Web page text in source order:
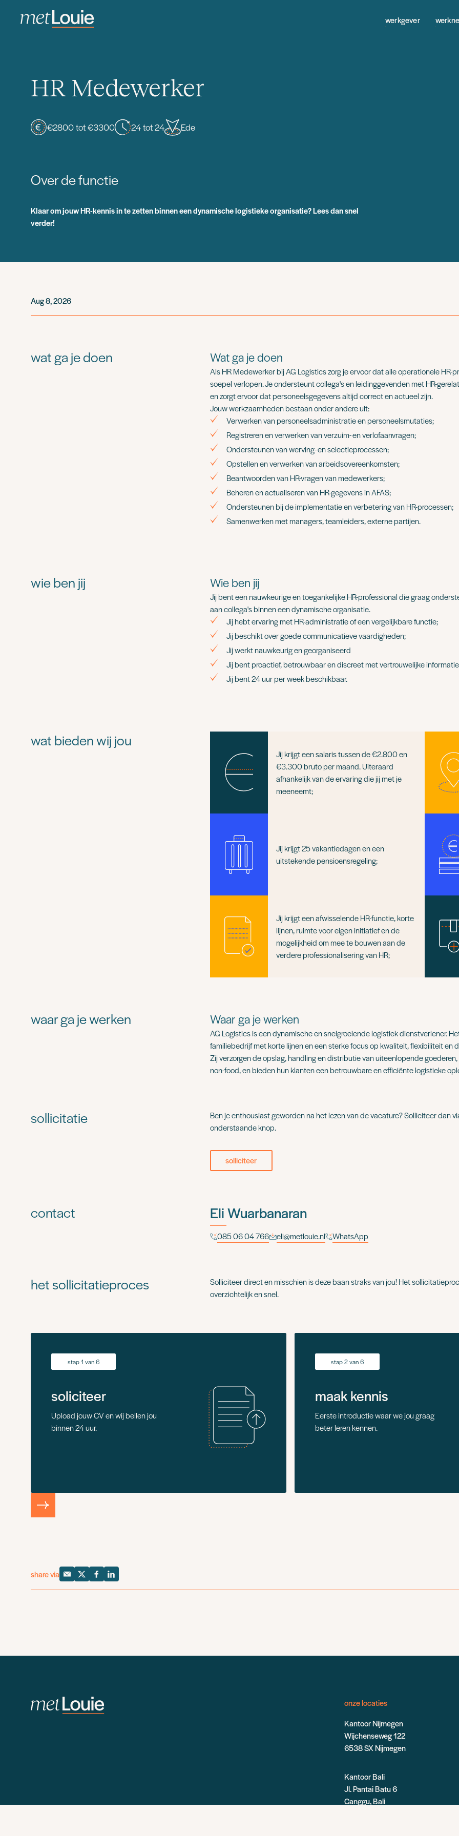
werkgever
HR Medewerker
€2800 tot €3300 24 tot 24 Ede
Over de functie
Klaar om jouw HR-kennis in te zetten binnen een dynamische logistieke organisatie? Lees dan snel
verder!
Aug 8, 2026
wat ga je doen Wat ga je doen
Als HR Medewerker bij AG Logistics zorg je ervoor dat alle operationele HR-
soepel verlopen. Je ondersteunt collega's en leidinggevenden met HR-
en zorgt ervoor dat personeelsgegevens altijd correct en actueel zijn.
Jouw werkzaamheden bestaan onder andere uit:
Verwerken van personeelsadministratie en personeelsmutaties;
Registreren en verwerken van verzuim- en verlofaanvragen;
Ondersteunen van werving- en selectieprocessen;
Opstellen en verwerken van arbeidsovereenkomsten;
Beantwoorden van HR-vragen van medewerkers;
Beheren en actualiseren van HR-gegevens in AFAS;
Ondersteunen bij de implementatie en verbetering van HR-processen;
Samenwerken met managers, teamleiders, externe partijen.
wie ben jij Wie ben jij
Jij bent een nauwkeurige en toegankelijke HR-professional die graag
aan collega's binnen een dynamische organisatie.
Jij hebt ervaring met HR-administratie of een vergelijkbare functie;
Jij beschikt over goede communicatieve vaardigheden;
Jij werkt nauwkeurig en georganiseerd
Jij bent proactief, betrouwbaar en discreet met vertrouwelijke
Jij bent 24 uur per week beschikbaar.
wat bieden wij jou
Jij krijgt een salaris tussen de €2.800 en
€3.300 bruto per maand. Uiteraard
afhankelijk van de ervaring die jij met je
meeneemt;
Jij krijgt 25 vakantiedagen en een
uitstekende pensioensregeling;
Jij krijgt een afwisselende HR-functie, korte
lijnen, ruimte voor eigen initiatief en de
mogelijkheid om mee te bouwen aan de
verdere professionalisering van HR;
waar ga je werken Waar ga je werken
AG Logistics is een dynamische en snelgroeiende logistiek dienstverlener.
familiebedrijf met korte lijnen en een sterke focus op kwaliteit, flexibiliteit en
Zij verzorgen de opslag, handling en distributie van uiteenlopende
non-food, en bieden hun klanten een betrouwbare en efficiënte logistieke
sollicitatie
Ben je enthousiast geworden na het lezen van de vacature? Solliciteer dan
onderstaande knop.
solliciteer
contact Eli Wuarbanaran
085 06 04 766 eli@metlouie.nl WhatsApp
het sollicitatieproces
Solliciteer direct en misschien is deze baan straks van jou! Het
overzichtelijk en snel.
stap 1 van 6
soliciteer
Upload jouw CV en wij bellen jou
binnen 24 uur.
stap 2 van 6
maak kennis
Eerste introductie waar we jou graag
beter leren kennen.
share via
onze locaties
Kantoor Nijmegen
Wijchenseweg 122
6538 SX Nijmegen
Kantoor Bali
Jl. Pantai Batu 6
Canggu, Bali